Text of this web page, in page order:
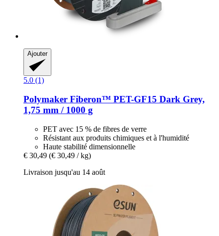
Ajouter
5.0 (1)
Polymaker Fiberon™ PET-​GF15 Dark Grey,
1,75 mm / 1000 g
PET avec 15 % de fibres de verre
Résistant aux produits chimiques et à l'humidité
Haute stabilité dimensionnelle
€ 30,49 (€ 30,49 / kg)
Livraison jusqu'au 14 août